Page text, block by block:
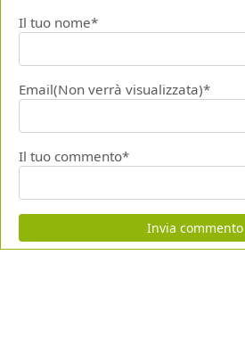
Il tuo nome*
Email(Non verrà visualizzata)*
Il tuo commento*
Invia commento